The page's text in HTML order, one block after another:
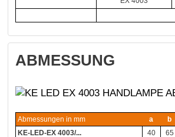
ABMESSUNG
Abmessungen in mm a b
KE-LED-EX 4003/...
40 65